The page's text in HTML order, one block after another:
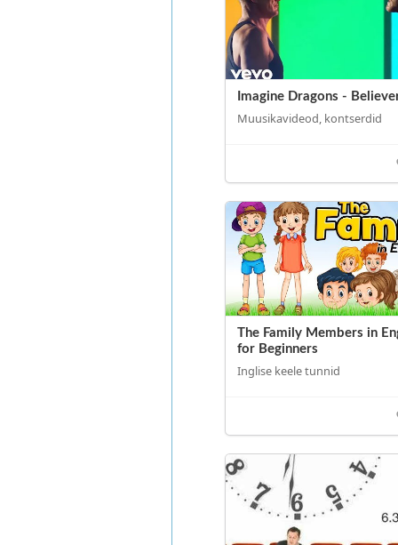
Imagine Dragons -
Muusikavideod, kontserdid
The Family Members in
for Beginners
Inglise keele tunnid